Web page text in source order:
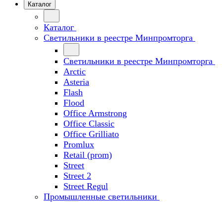
Каталог
Каталог
Светильники в реестре Минпромторга
Светильники в реестре Минпромторга
Arctic
Asteria
Flash
Flood
Office Armstrong
Office Classic
Office Grilliato
Promlux
Retail (prom)
Street
Street 2
Street Regul
Промышленные светильники